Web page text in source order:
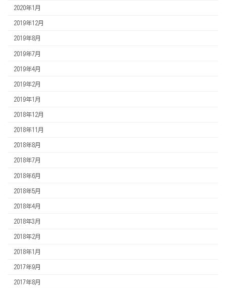
2020年1月
2019年12月
2019年8月
2019年7月
2019年4月
2019年2月
2019年1月
2018年12月
2018年11月
2018年8月
2018年7月
2018年6月
2018年5月
2018年4月
2018年3月
2018年2月
2018年1月
2017年9月
2017年8月